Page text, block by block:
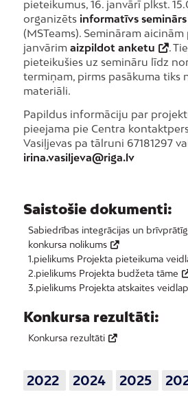
pieteikumus, 16. janvārī plkst.
organizēts informatīvs seminārs
(MSTeams). Semināram aicinām
janvārim aizpildot anketu
.
pieteikušies uz semināru līdz
termiņam, pirms pasākuma tiks
materiāli.
Papildus informāciju par
pieejama pie Centra
Vasiļjevas pa tālruni 67181297
irina.vasiljeva@riga.lv
Saistošie dokumenti:
Sabiedrības integrācijas un
konkursa nolikums
1.pielikums Projekta pieteikuma
2.pielikums Projekta budžeta tāme
3.pielikums Projekta atskaites
Konkursa rezultāti:
Konkursa rezultāti
2022 2024 2025